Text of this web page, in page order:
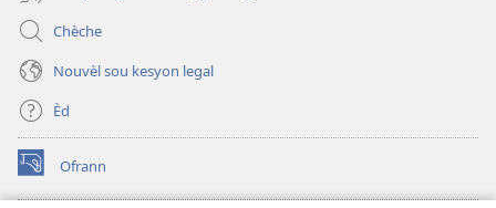
Chèche
Nouvèl sou kesyon legal
Èd
Ofrann
(opens
new